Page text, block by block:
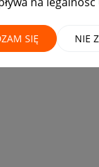
SIĘ NIE
blokadę